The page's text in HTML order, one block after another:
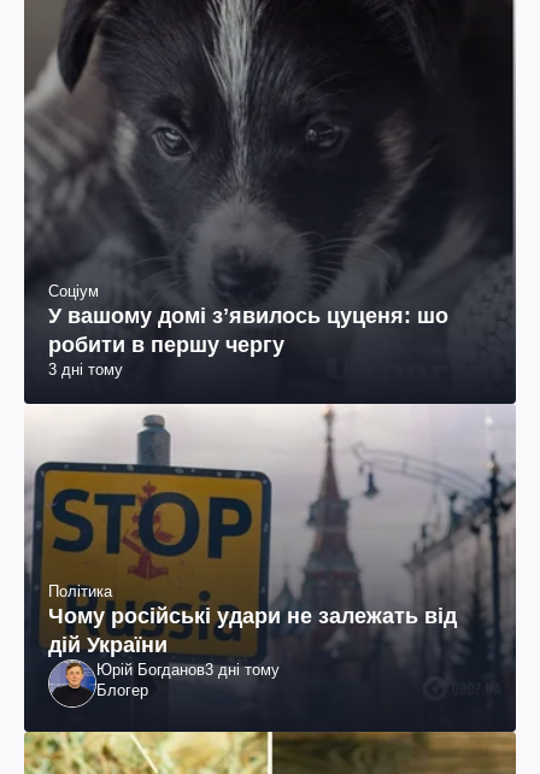
Соціум
У вашому домі зʼявилось цуценя: шо
робити в першу чергу
3 дні тому
Політика
Чому російські удари не залежать від
дій України
Юрій Богданов3 дні тому
Блогер